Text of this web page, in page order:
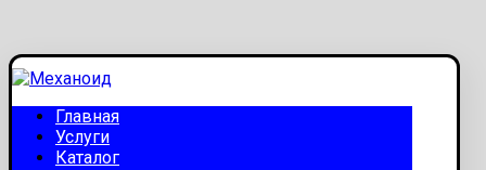
Главная
Услуги
Каталог